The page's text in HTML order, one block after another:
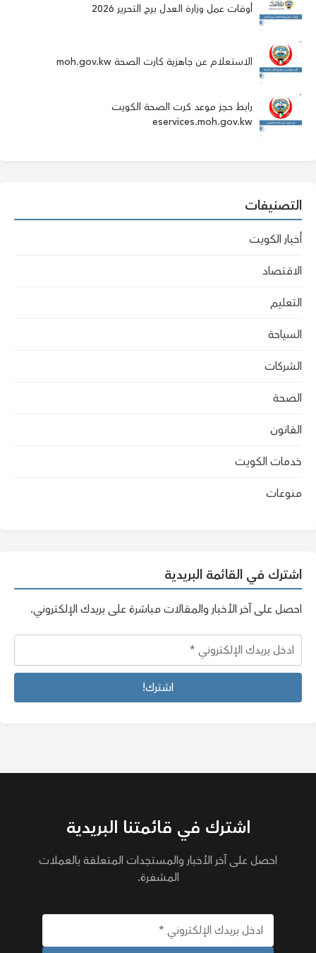
أوقات عمل وزارة العدل برج التحرير 2026
الاستعلام عن جاهزية كارت الصحة moh.gov.kw
رابط حجز موعد كرت الصحة الكويت
eservices.moh.gov.kw
التصنيفات
أخبار الكويت
الاقتصاد
التعليم
السياحة
الشركات
الصحة
القانون
خدمات الكويت
منوعات
اشترك في القائمة البريدية
احصل على آخر الأخبار والمقالات مباشرة على بريدك الإلكتروني.
اشترك في قائمتنا البريدية
احصل على آخر الأخبار والمستجدات المتعلقة بالعملات
المشفرة.